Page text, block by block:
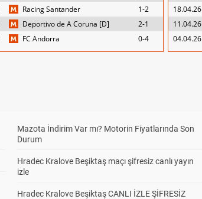
Racing Santander
1-2
Deportivo de A Coruna [D]
2-1
FC Andorra 0-4
18.04.26
11.04.26
04.04.26
Mazota İndirim Var mı? Motorin Fiyatlarında Son
Durum
Hradec Kralove Beşiktaş maçı şifresiz canlı yayın
izle
Hradec Kralove Beşiktaş CANLI İZLE ŞİFRESİZ